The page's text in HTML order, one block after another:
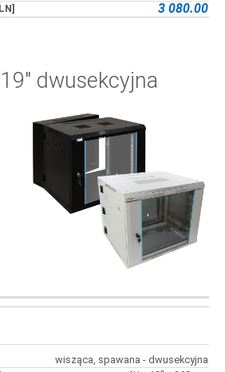
3 080.00
dwusekcyjna
WYMIARY
MONTAŻOWE
wisząca, spawana - dwusekcyjna